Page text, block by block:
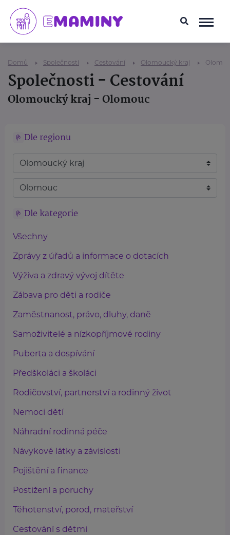
Domů Společnosti Cestování Olomoucký kraj
Společnosti - Cestování
Olomoucký kraj - Olomouc
Dle regionu
Dle kategorie
Všechny
Zprávy z úřadů a informace o dotacích
Výživa a zdravý vývoj dítěte
Zábava pro děti a rodiče
Zaměstnanost, právo, dluhy, daně
Samoživitelé a nízkopříjmové rodiny
Puberta a dospívání
Předškoláci a školáci
Rodičovství, partnerství a rodinný život
Nemoci dětí
Náhradní rodinná péče
Návykové látky a závislosti
Pojištění a finance
Postižení a poruchy
Těhotenství, porod, mateřství
Cestování s dětmi